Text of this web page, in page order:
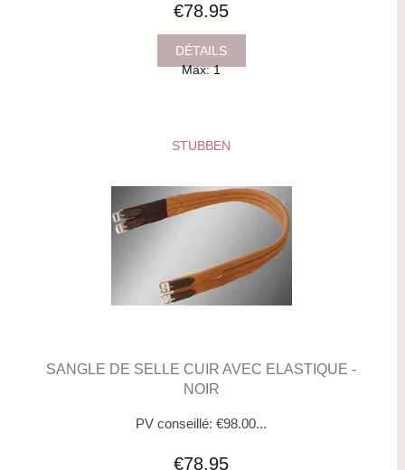
€78.95
DÉTAILS
Max: 1
STUBBEN
SANGLE DE SELLE CUIR AVEC ELASTIQUE -
NOIR
PV conseillé: €98.00...
€78.95